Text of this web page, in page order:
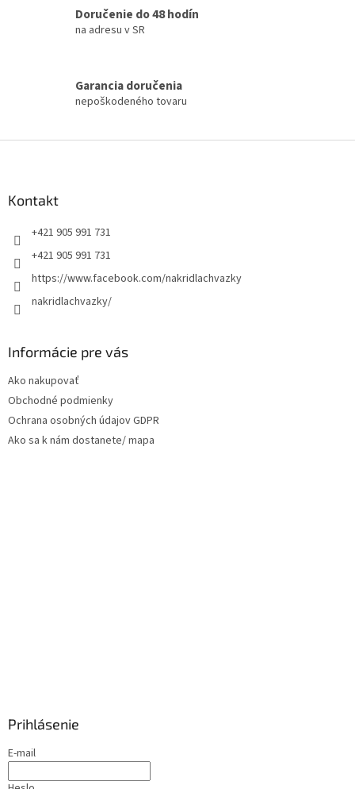
Doručenie do 48 hodín
na adresu v SR
Garancia doručenia
nepoškodeného tovaru
Kontakt
+421 905 991 731
+421 905 991 731
https://www.facebook.com/nakridlachvazky
nakridlachvazky/
Informácie pre vás
Ako nakupovať
Obchodné podmienky
Ochrana osobných údajov GDPR
Ako sa k nám dostanete/ mapa
Prihlásenie
E-mail